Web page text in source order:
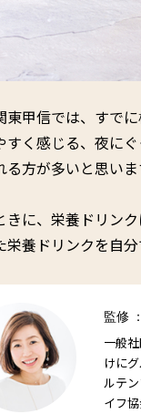
東甲信では、すで
すく感じる、夜に
方が多いと思いま
きに、栄養ドリン
栄養ドリンクを自
監修 ：
一般
けに
ルテ
イフ